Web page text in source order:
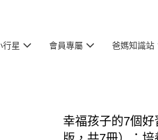
行星 會員專屬 爸媽知識站
幸福孩子的7個